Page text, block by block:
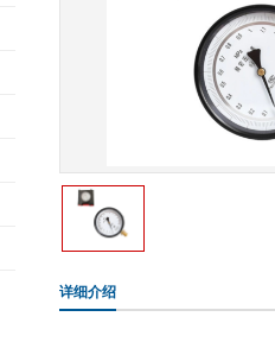
详细介绍